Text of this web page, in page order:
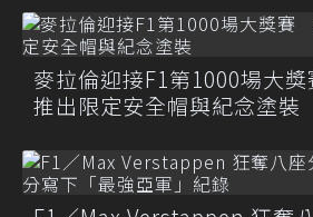
麥拉倫迎接F1第1000場大
推出限定安全帽與紀念塗裝